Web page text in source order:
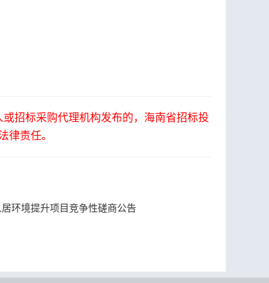
招标采购代理机构发布的，海南省招标投
律责任。
环境提升项目竞争性磋商公告